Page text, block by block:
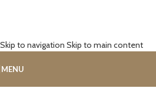
Skip to navigation Skip to main content
MENU